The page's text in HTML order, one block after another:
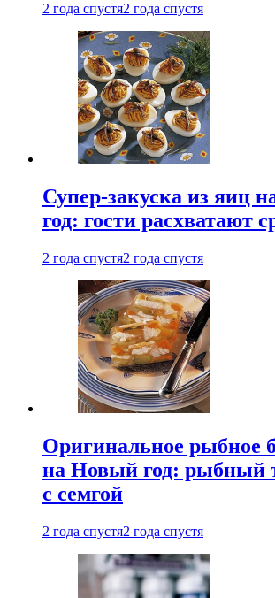
2 года спустя2 года спустя
Супер-закуска из яиц
год: гости расхватают
2 года спустя2 года спустя
Оригинальное рыбное
на Новый год: рыбный
с семгой
2 года спустя2 года спустя